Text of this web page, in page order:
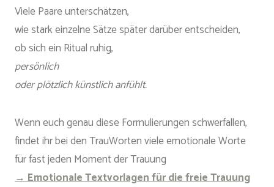
Viele Paare unterschätzen,
wie stark einzelne Sätze später darüber entscheiden,
ob sich ein Ritual ruhig,
persönlich
oder plötzlich künstlich anfühlt.
Wenn euch genau diese Formulierungen schwerfallen,
findet ihr bei den TrauWorten viele emotionale Worte
für fast jeden Moment der Trauung
→ Emotionale Textvorlagen für die freie Trauung